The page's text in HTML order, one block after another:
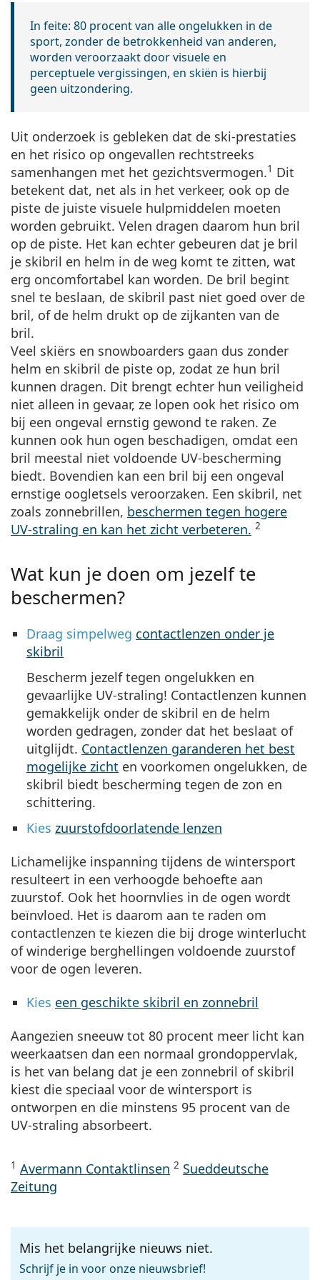
Persol
Prada
Alle merken
In feite: 80 procent van alle ongelukken in de
sport, zonder de betrokkenheid van anderen,
worden veroorzaakt door visuele en
perceptuele vergissingen, en skiën is hierbij
geen uitzondering.
Uit onderzoek is gebleken dat de ski-prestaties
en het risico op ongevallen rechtstreeks
samenhangen met het gezichtsvermogen.1 Dit
betekent dat, net als in het verkeer, ook op de
piste de juiste visuele hulpmiddelen moeten
worden gebruikt. Velen dragen daarom hun bril
op de piste. Het kan echter gebeuren dat je bril
je skibril en helm in de weg komt te zitten, wat
erg oncomfortabel kan worden. De bril begint
snel te beslaan, de skibril past niet goed over de
bril, of de helm drukt op de zijkanten van de
bril.
Veel skiërs en snowboarders gaan dus zonder
helm en skibril de piste op, zodat ze hun bril
kunnen dragen. Dit brengt echter hun veiligheid
niet alleen in gevaar, ze lopen ook het risico om
bij een ongeval ernstig gewond te raken. Ze
kunnen ook hun ogen beschadigen, omdat een
bril meestal niet voldoende UV-bescherming
biedt. Bovendien kan een bril bij een ongeval
ernstige oogletsels veroorzaken. Een skibril, net
zoals zonnebrillen, beschermen tegen hogere
UV-straling en kan het zicht verbeteren. 2
Wat kun je doen om jezelf te
beschermen?
Draag simpelweg contactlenzen onder je
skibril
Bescherm jezelf tegen ongelukken en
gevaarlijke UV-straling! Contactlenzen kunnen
gemakkelijk onder de skibril en de helm
worden gedragen, zonder dat het beslaat of
uitglijdt. Contactlenzen garanderen het best
mogelijke zicht en voorkomen ongelukken, de
skibril biedt bescherming tegen de zon en
schittering.
Kies zuurstofdoorlatende lenzen
Lichamelijke inspanning tijdens de wintersport
resulteert in een verhoogde behoefte aan
zuurstof. Ook het hoornvlies in de ogen wordt
beïnvloed. Het is daarom aan te raden om
contactlenzen te kiezen die bij droge winterlucht
of winderige berghellingen voldoende zuurstof
voor de ogen leveren.
Kies een geschikte skibril en zonnebril
Aangezien sneeuw tot 80 procent meer licht kan
weerkaatsen dan een normaal grondoppervlak,
is het van belang dat je een zonnebril of skibril
kiest die speciaal voor de wintersport is
ontworpen en die minstens 95 procent van de
UV-straling absorbeert.
1 Avermann Contaktlinsen 2 Sueddeutsche
Zeitung
Mis het belangrijke nieuws niet.
Schrijf je in voor onze nieuwsbrief!